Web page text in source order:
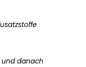
und danach